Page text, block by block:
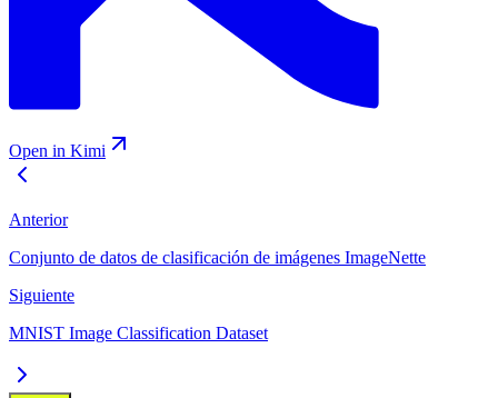
Open in Kimi
Anterior
Conjunto de datos de clasificación de imágenes ImageNette
Siguiente
MNIST Image Classification Dataset